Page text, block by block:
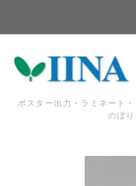
ポスター出力・ラミネート
のぼ